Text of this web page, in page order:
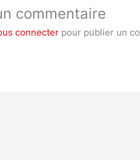
commentaire
connecter pour publier un